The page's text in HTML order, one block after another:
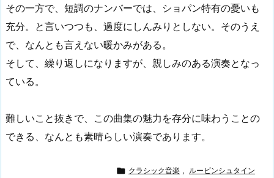
その一方で、短調のナンバーでは、ショパン特有の憂いも
充分。と言いつつも、過度にしんみりとしない。そのうえ
で、なんとも言えない暖かみがある。
そして、繰り返しになりますが、親しみのある演奏となっ
ている。
難しいこと抜きで、この曲集の魅力を存分に味わうことの
できる、なんとも素晴らしい演奏であります。
 クラシック音楽 , ルービンシュタイン